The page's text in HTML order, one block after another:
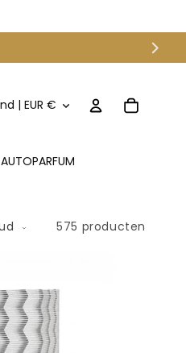
AUTOPARFUM
Nederland | EUR € InloggenWinkelwagen
575 producten